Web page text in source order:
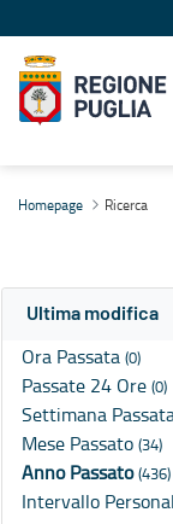
Homepage Ricerca
Ultima modifica
Ora Passata (0)
Passate 24 Ore (0)
Settimana
Mese Passato (34)
Anno Passato(436)
Intervallo